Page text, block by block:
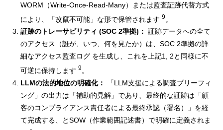
WORM（Write-Once-Read-Many）または監査証跡代替方式
により、「改竄不可能」な形で保管されます 9。
証跡のトレーサビリティ (SOC 2準拠)： 証跡データへの全て
のアクセス（誰が、いつ、何を見たか）は、SOC 2準拠の詳
細なアクセス監査ログ を生成し、これを上記1, 2と同様に不
可逆に保持します 9。
LLMの法的地位の明確化：
「LLM支援による調査ブリーフィ
ング」の出力は「補助的見解」であり、最終的な証跡は「顧
客のコンプライアンス責任者による最終承認（署名）」を経
て完成する、とSOW（作業範囲記述書）で明確に定義されま